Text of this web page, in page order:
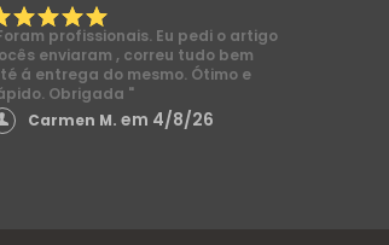
profissionais. Eu pedi o artigo
enviaram , correu tudo bem
á entrega do mesmo. Ótimo e
Obrigada "
Carmen M. em 4/8/26